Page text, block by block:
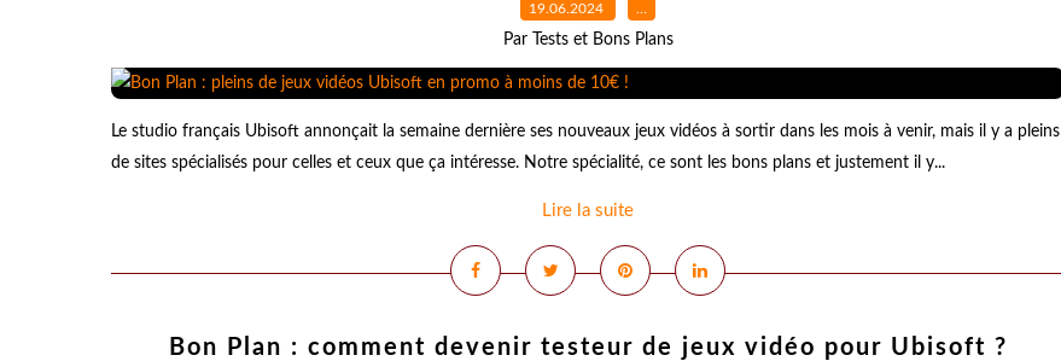
19.06.2024 …
Par Tests et Bons Plans
Le studio français Ubisoft annonçait la semaine dernière ses nouveaux jeux vidéos à sortir dans les mois à venir, mais il y a pleins
de sites spécialisés pour celles et ceux que ça intéresse. Notre spécialité, ce sont les bons plans et justement il y...
Lire la suite
Bon Plan : comment devenir testeur de jeux vidéo pour Ubisoft ?